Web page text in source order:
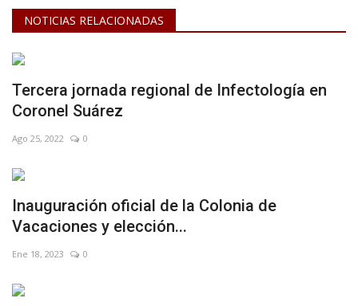
NOTICIAS RELACIONADAS
Tercera jornada regional de Infectología en
Coronel Suárez
Ago 25, 2022 0
Inauguración oficial de la Colonia de
Vacaciones y elección...
Ene 18, 2023 0